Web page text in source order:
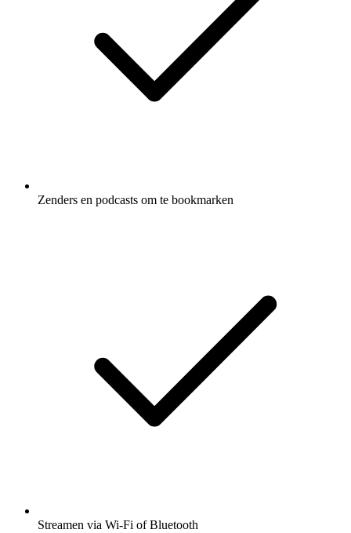
Zenders en podcasts om te bookmarken
Streamen via Wi-Fi of Bluetooth